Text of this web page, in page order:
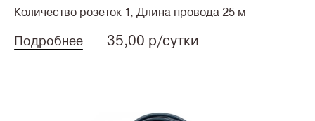
Количество розеток 1, Длина провода 25 м
Подробнее 35,00 р/сутки